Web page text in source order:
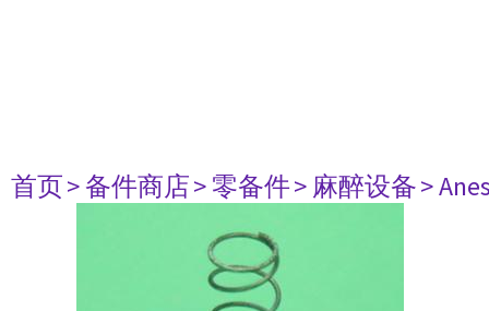
首页> 备件商店> 零备件> 麻醉设备>